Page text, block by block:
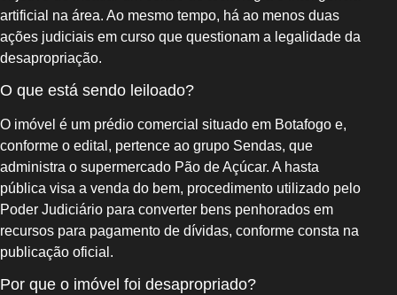
artificial na área. Ao mesmo tempo, há ao menos duas
ações judiciais em curso que questionam a legalidade da
desapropriação.
O que está sendo leiloado?
O imóvel é um prédio comercial situado em Botafogo e,
conforme o edital, pertence ao grupo Sendas, que
administra o supermercado Pão de Açúcar. A hasta
pública visa a venda do bem, procedimento utilizado pelo
Poder Judiciário para converter bens penhorados em
recursos para pagamento de dívidas, conforme consta na
publicação oficial.
Por que o imóvel foi desapropriado?